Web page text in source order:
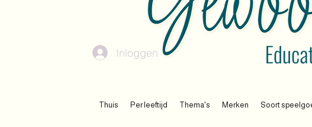
Thuis Per leeftijd Thema's Merken Soort
Inloggen